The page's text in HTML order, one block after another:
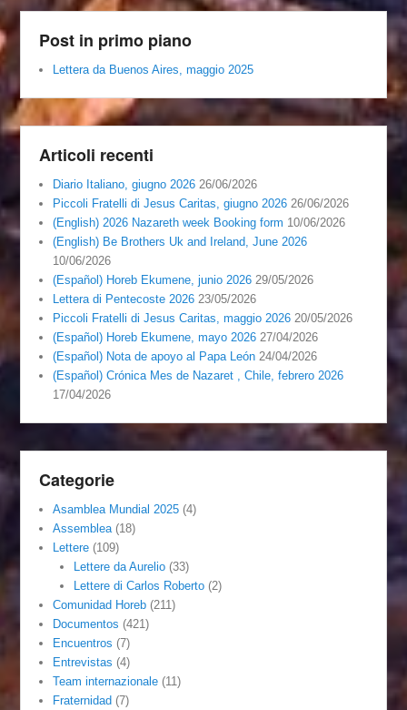
Post in primo piano
Lettera da Buenos Aires, maggio 2025
Articoli recenti
Diario Italiano, giugno 2026 26/06/2026
Piccoli Fratelli di Jesus Caritas, giugno 2026 26/06/2026
(English) 2026 Nazareth week Booking form 10/06/2026
(English) Be Brothers Uk and Ireland, June 2026
10/06/2026
(Español) Horeb Ekumene, junio 2026 29/05/2026
Lettera di Pentecoste 2026 23/05/2026
Piccoli Fratelli di Jesus Caritas, maggio 2026 20/05/2026
(Español) Horeb Ekumene, mayo 2026 27/04/2026
(Español) Nota de apoyo al Papa León 24/04/2026
(Español) Crónica Mes de Nazaret , Chile, febrero 2026
17/04/2026
Categorie
Asamblea Mundial 2025 (4)
Assemblea (18)
Lettere (109)
Lettere da Aurelio(33)
Lettere di Carlos Roberto(2)
Comunidad Horeb (211)
Documentos (421)
Encuentros (7)
Entrevistas (4)
Team internazionale (11)
Fraternidad (7)